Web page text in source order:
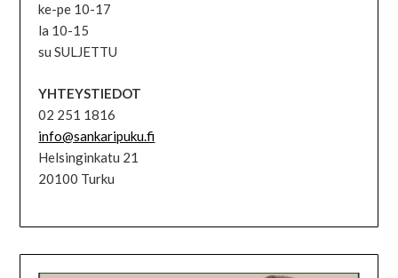
ke-pe 10-17
la 10-15
su SULJETTU
YHTEYSTIEDOT
02 251 1816
info@sankaripuku.fi
Helsinginkatu 21
20100 Turku